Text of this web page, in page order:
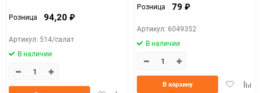
Розница 94,20 ₽
Артикул: 514/салат
В наличии
Розница 79 ₽
Артикул: 6049352
В наличии
Добавить
В корзину